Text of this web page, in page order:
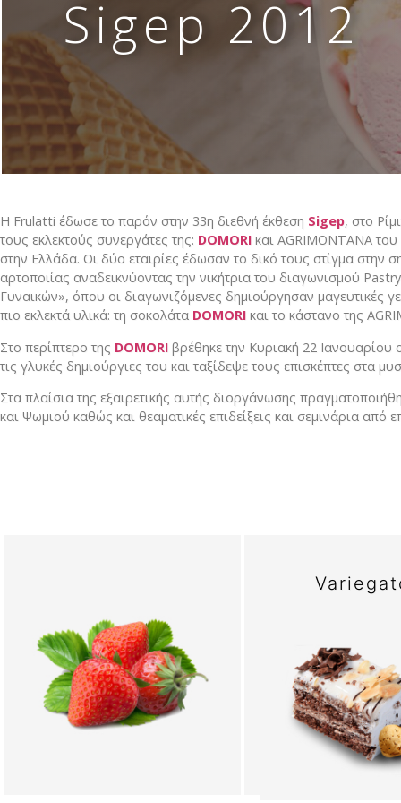
Απομιμήσεις σοκολάτας
Α Ύλες Παγωτού
Προϊόντα κάστανου
Φρούτα σε σιρόπι-confit φρούτων
Είδη Συσκευασίας
Μηχανήματα-εξοπλισμός
Έτοιμο χειροποίητο gelato
Macaron
Sigep 2012
H Frulatti έδωσε το παρόν στην 33η διεθνή έκθεση Sigep, στο
τους εκλεκτούς συνεργάτες της: DOMORI και AGRIMONTANA του
στην Ελλάδα. Οι δύο εταιρίες έδωσαν το δικό τους στίγμα στην
αρτοποιίας αναδεικνύοντας την νικήτρια του διαγωνισμού
Γυναικών», όπου οι διαγωνιζόμενες δημιούργησαν μαγευτικές
πιο εκλεκτά υλικά: τη σοκολάτα DOMORI και το κάστανο της
Στο περίπτερο της DOMORI βρέθηκε την Κυριακή 22
τις γλυκές δημιούργιες του και ταξίδεψε τους επισκέπτες στα
Στα πλαίσια της εξαιρετικής αυτής διοργάνωσης
και Ψωμιού καθώς και θεαματικές επιδείξεις και σεμινάρια από